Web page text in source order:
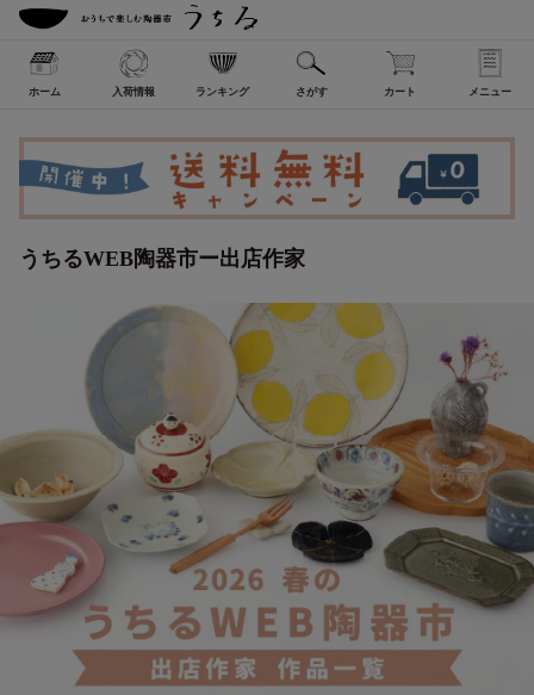
ホーム 入荷情報 ランキング さがす カート メニュー
うちるWEB陶器市ー出店作家